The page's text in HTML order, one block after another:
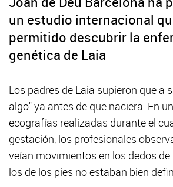
un estudio internacional
permitido descubrir la
genética de Laia
Los padres de Laia supieron que a
algo" ya antes de que naciera. En
ecografías realizadas durante el
gestación, los profesionales
veían movimientos en los dedos
los de los pies no estaban bien